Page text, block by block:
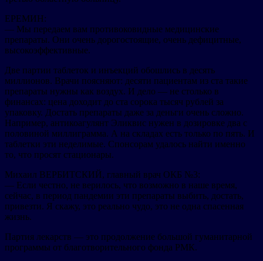
ЕРЕМИН:
— Мы передаем вам противоковидные медицинские
препараты. Они очень дорогостоящие, очень дефицитные,
высокоэффективные.
Две партии таблеток и инъекций обошлись в десять
миллионов. Врачи поясняют: десяти пациентам из ста такие
препараты нужны как воздух. И дело — не столько в
финансах: цена доходит до ста сорока тысяч рублей за
упаковку. Достать препараты даже за деньги очень сложно.
Например, антикоагулянт Эликвис нужен в дозировке два с
половиной миллиграмма. А на складах есть только по пять. И
таблетки эти неделимые. Спонсорам удалось найти именно
то, что просят стационары.
Михаил ВЕРБИТСКИЙ, главный врач ОКБ №3:
— Если честно, не верилось, что возможно в наше время,
сейчас, в период пандемии эти препараты выбить, достать,
привезти. Я скажу, это реально чудо, это не одна спасенная
жизнь.
Партия лекарств — это продолжение большой гуманитарной
программы от благотворительного фонда РМК.